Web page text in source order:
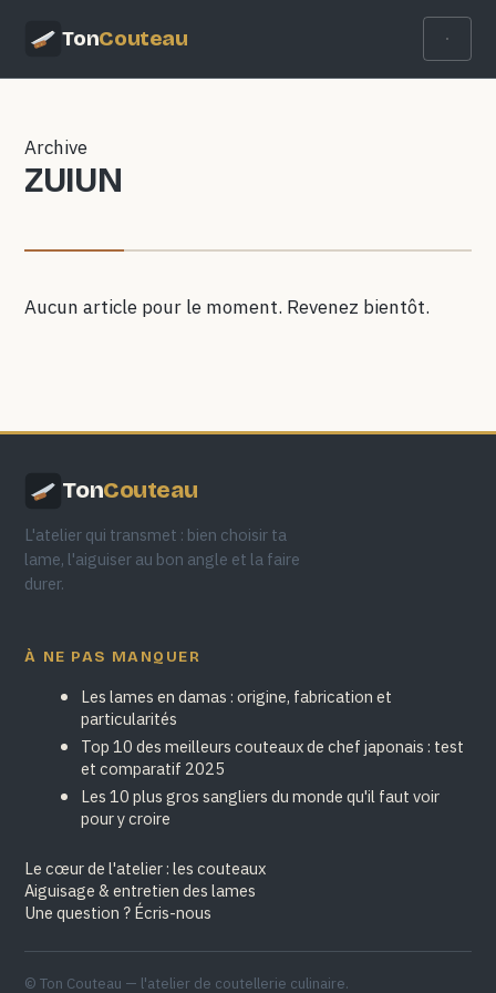
TonCouteau
Archive
ZUIUN
Aucun article pour le moment. Revenez bientôt.
TonCouteau
L'atelier qui transmet : bien choisir ta
lame, l'aiguiser au bon angle et la faire
durer.
À NE PAS MANQUER
Les lames en damas : origine, fabrication et
particularités
Top 10 des meilleurs couteaux de chef japonais : test
et comparatif 2025
Les 10 plus gros sangliers du monde qu'il faut voir
pour y croire
Le cœur de l'atelier : les couteaux
Aiguisage & entretien des lames
Une question ? Écris-nous
© Ton Couteau — l'atelier de coutellerie culinaire.